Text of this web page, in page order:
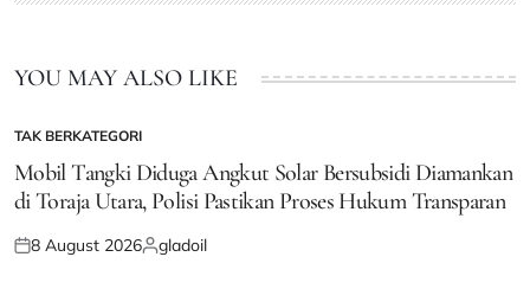
YOU MAY ALSO LIKE
POSTED
IN
TAK BERKATEGORI
Mobil Tangki Diduga Angkut Solar Bersubsidi Diamankan
di Toraja Utara, Polisi Pastikan Proses Hukum Transparan
Posted
8 August 2026Posted
gladoil